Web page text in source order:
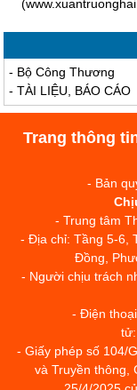
- Bộ Công Thương
-TÀI LIỆU, BÁO CÁO
Trang thông
- Bản
- Trung tâm
- Địa chỉ: Tầng 5-6,
Đồng,
- Người chịu trách
- Điện
- Giấy phép số 104/
và Truyền thông,